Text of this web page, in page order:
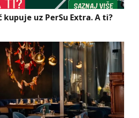
kupuje uz PerSu Extra. A ti?